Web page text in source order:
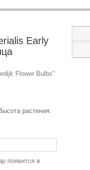
Early
Flower Bulbs"
растения:
появится в